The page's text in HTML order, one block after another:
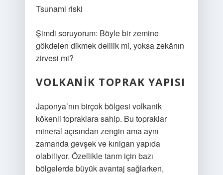
Tsunami riski
Şimdi soruyorum: Böyle bir zemine
gökdelen dikmek delilik mi, yoksa zekânın
zirvesi mi?
VOLKANIK TOPRAK YAPISI
Japonya’nın birçok bölgesi volkanik
kökenli topraklara sahip. Bu topraklar
mineral açısından zengin ama aynı
zamanda gevşek ve kırılgan yapıda
olabiliyor. Özellikle tarım için bazı
bölgelerde büyük avantaj sağlarken,